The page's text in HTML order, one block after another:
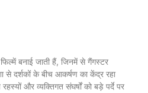
बनाई जाती हैं, जिनमें से गैंगस्टर
से दर्शकों के बीच आकर्षण का केंद्र रहा
और व्यक्तिगत संघर्षों को बड़े पर्दे पर